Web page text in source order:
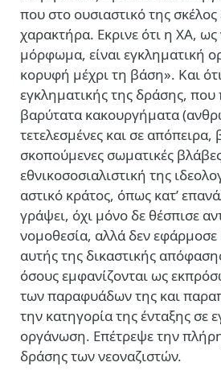
που στο ουσιαστικό της σκέλος
χαρακτήρα. Εκρινε ότι η ΧΑ, ως
μόρφωμα, είναι εγκληματική
κορυφή μέχρι τη βάση». Και
εγκληματικής της δράσης, που
βαρύτατα κακουργήματα
τετελεσμένες και σε απόπειρα,
σκοπούμενες σωματικές
εθνικοσοσιαλιστική της
αστικό κράτος, όπως κατ’
γράψει, όχι μόνο δε θέσπισε
νομοθεσία, αλλά δεν εφάρμοσε
αυτής της δικαστικής
όσους εμφανίζονται ως
των παραφυάδων της και
την κατηγορία της ένταξης σε
οργάνωση. Επέτρεψε την
δράσης των νεοναζιστών.